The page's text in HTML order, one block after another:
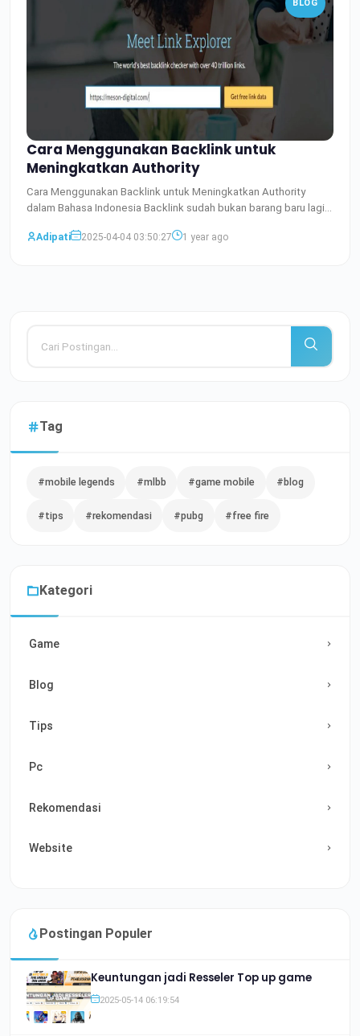
BLOG
Cara Menggunakan Backlink untuk
Meningkatkan Authority
Cara Menggunakan Backlink untuk Meningkatkan Authority
dalam Bahasa Indonesia Backlink sudah bukan barang baru lagi
Adipati
2025-04-04 03:50:27 1 year ago
Tag
#mobile legends #mlbb #game mobile #blog
#tips #rekomendasi #pubg #free fire
Kategori
Game
Blog
Tips
Pc
Rekomendasi
Website
Postingan Populer
Keuntungan jadi Resseler Top up game
2025-05-14 06:19:54